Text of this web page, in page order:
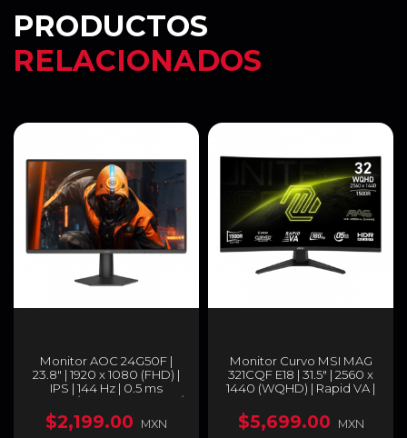
PRODUCTOS
RELACIONADOS
Monitor AOC 24G50F |
23.8" | 1920 x 1080 (FHD) |
IPS | 144 Hz | 0.5 ms
(MPRT) / 1 ms (GTG) | HDR /
HDR10 | HDMI 2.0 /
DisplayPort 1.4 / Jack 3.5
$2,199.00 MXN
Monitor Curvo MSI MAG
321CQF E18 | 31.5" | 2560 x
1440 (WQHD) | Rapid VA |
Adaptive Sync | HDMI 2.0b
/ DisplayPort 1.4a | Negro |
$5,699.00 MXN